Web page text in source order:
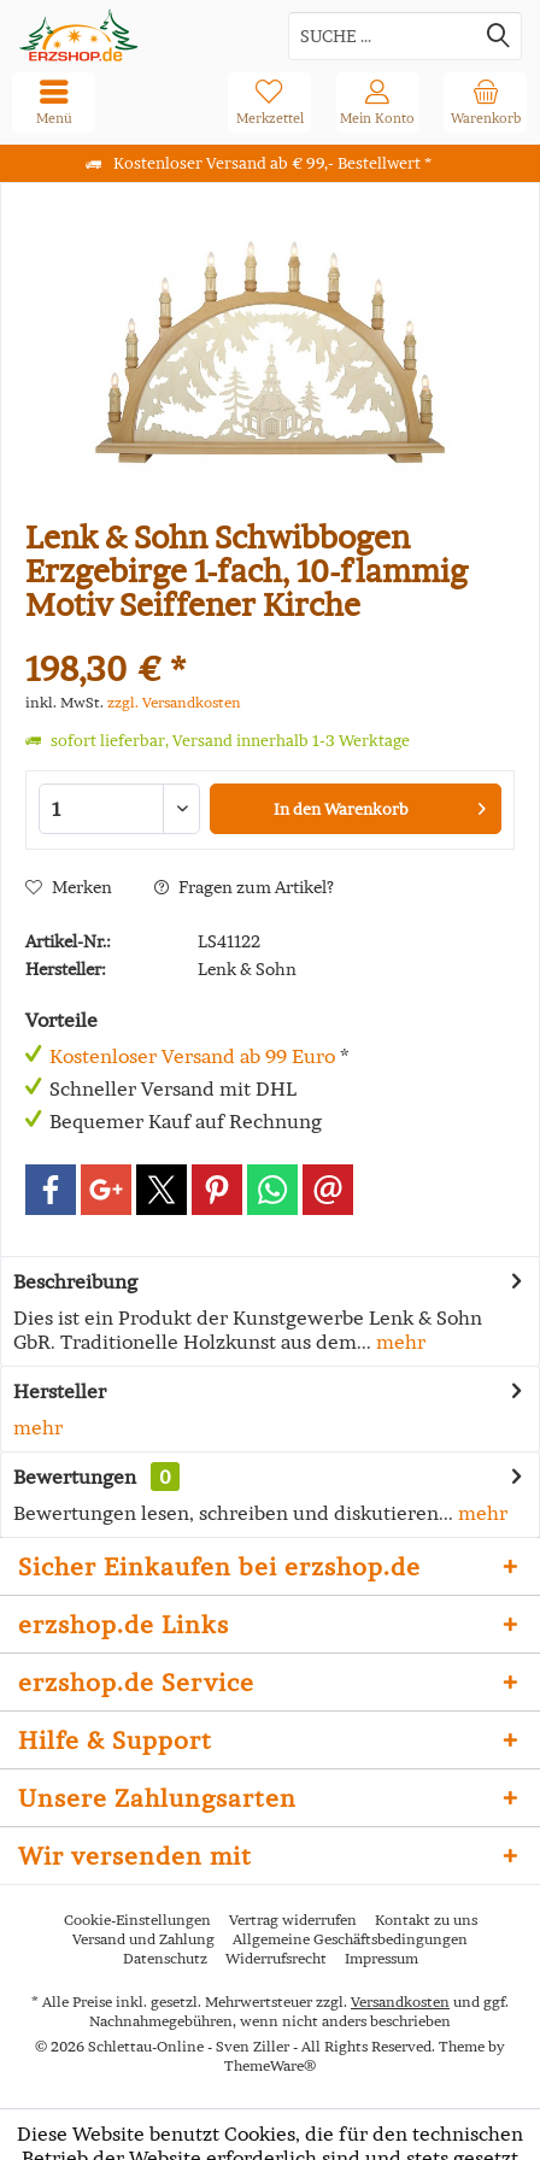
Kostenloser Versand ab € 99,- Bestellwert *
Warenkorb
Merkzettel Mein Konto
Menü
Lenk & Sohn Schwibbogen
Erzgebirge 1-fach, 10-flammig
Motiv Seiffener Kirche
198,30 € *
inkl. MwSt. zzgl. Versandkosten
sofort lieferbar, Versand innerhalb 1-3 Werktage
In denWarenkorb
Merken Fragen zum Artikel?
Artikel-Nr.:
LS41122
Hersteller:
Lenk & Sohn
Vorteile
Kostenloser Versand ab 99 Euro *
Schneller Versand mit DHL
Bequemer Kauf auf Rechnung
Beschreibung
Dies ist ein Produkt der Kunstgewerbe Lenk & Sohn
GbR. Traditionelle Holzkunst aus dem... mehr
Hersteller
mehr
Bewertungen
0
Bewertungen lesen, schreiben und diskutieren... mehr
Sicher Einkaufen bei erzshop.de
erzshop.de Links
erzshop.de Service
Hilfe & Support
Unsere Zahlungsarten
Wir versenden mit
Cookie-Einstellungen Vertrag widerrufen
Kontakt zu uns
Versand und Zahlung
Allgemeine Geschäftsbedingungen
Datenschutz
Widerrufsrecht Impressum
* Alle Preise inkl. gesetzl. Mehrwertsteuer zzgl. Versandkosten und ggf.
Nachnahmegebühren, wenn nicht anders beschrieben
© 2026 Schlettau-Online - Sven Ziller - All Rights Reserved. Theme by
ThemeWare®
Diese Website benutzt Cookies, die für den technischen